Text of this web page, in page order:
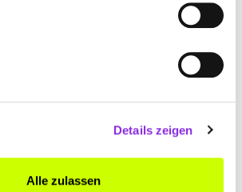
Details zeigen
Alle zulassen